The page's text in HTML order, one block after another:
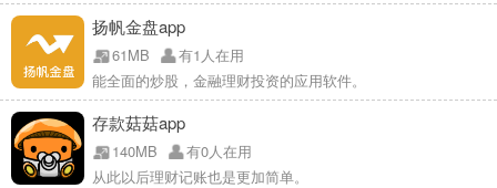
扬帆金盘app
61MB
有1人在用
能全面的炒股，金融理财投资的应用软件。
存款菇菇app
140MB
有0人在用
从此以后理财记账也是更加简单。